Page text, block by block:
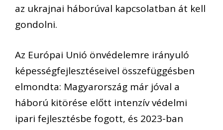
az ukrajnai háborúval kapcsolatban át kell
gondolni.
Az Európai Unió önvédelemre irányuló
képességfejlesztéseivel összefüggésben
elmondta: Magyarország már jóval a
háború kitörése előtt intenzív védelmi
ipari fejlesztésbe fogott, és 2023-ban